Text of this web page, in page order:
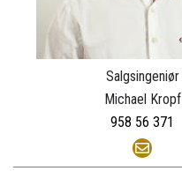
Salgsingeniør
Michael Kropf
958 56 371